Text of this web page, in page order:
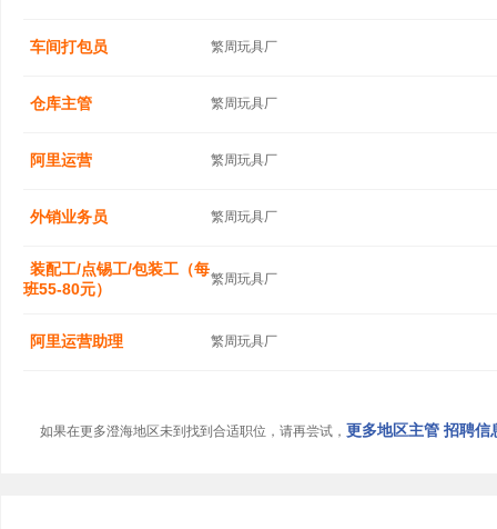
车间打包员 繁周玩具厂
仓库主管 繁周玩具厂
阿里运营 繁周玩具厂
外销业务员 繁周玩具厂
装配工/点锡工/包装工（每
班55-80元）
繁周玩具厂
阿里运营助理 繁周玩具厂
如果在更多澄海地区未到找到合适职位，请再尝试， 更多地区主管 招聘信